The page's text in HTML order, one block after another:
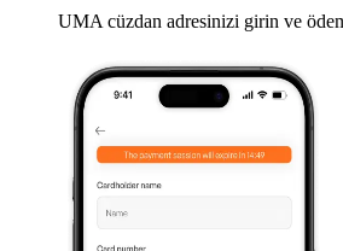
UMA cüzdan adresinizi girin ve